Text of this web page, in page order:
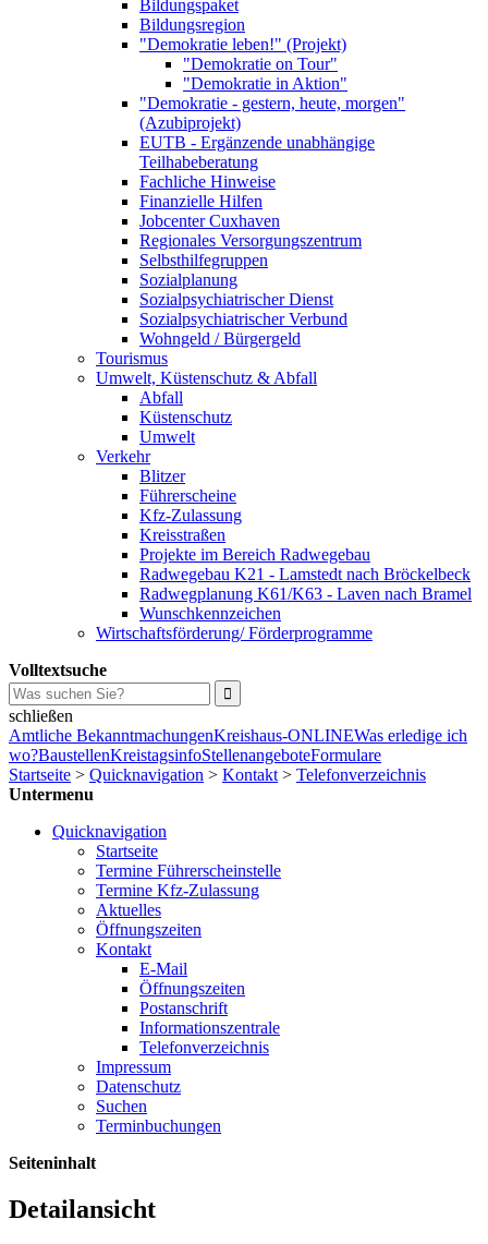
Bildungspaket
Bildungsregion
"Demokratie leben!" (Projekt)
"Demokratie on Tour"
"Demokratie in Aktion"
"Demokratie - gestern, heute, morgen"
(Azubiprojekt)
EUTB - Ergänzende unabhängige
Teilhabeberatung
Fachliche Hinweise
Finanzielle Hilfen
Jobcenter Cuxhaven
Regionales Versorgungszentrum
Selbsthilfegruppen
Sozialplanung
Sozialpsychiatrischer Dienst
Sozialpsychiatrischer Verbund
Wohngeld / Bürgergeld
Tourismus
Umwelt, Küstenschutz & Abfall
Abfall
Küstenschutz
Umwelt
Verkehr
Blitzer
Führerscheine
Kfz-Zulassung
Kreisstraßen
Projekte im Bereich Radwegebau
Radwegebau K21 - Lamstedt nach Bröckelbeck
Radwegplanung K61/K63 - Laven nach Bramel
Wunschkennzeichen
Wirtschaftsförderung/ Förderprogramme
Volltextsuche
schließen
Amtliche BekanntmachungenKreishaus-ONLINEWas erledige ich
wo?BaustellenKreistagsinfoStellenangeboteFormulare
Startseite > Quicknavigation > Kontakt > Telefonverzeichnis
Untermenu
Quicknavigation
Startseite
Termine Führerscheinstelle
Termine Kfz-Zulassung
Aktuelles
Öffnungszeiten
Kontakt
E-Mail
Öffnungszeiten
Postanschrift
Informationszentrale
Telefonverzeichnis
Impressum
Datenschutz
Suchen
Terminbuchungen
Seiteninhalt
Detailansicht